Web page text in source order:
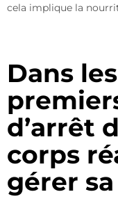
cela implique la
Dans
d’arrêt
corps
gérer